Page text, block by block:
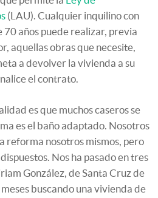
(LAU). Cualquier inquilino con
años puede realizar, previa
aquellas obras que necesite,
a devolver la vivienda a su
el contrato.
es que muchos caseros se
es el baño adaptado. Nosotros
reforma nosotros mismos, pero
Nos ha pasado en tres
González, de Santa Cruz de
buscando una vivienda de